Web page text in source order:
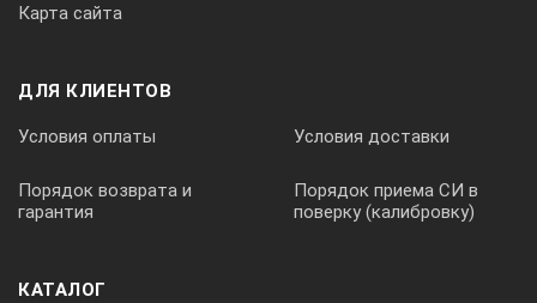
Подсветка пространства перед
корпусом видеоскопа
один светодиод, высокой интенсивности освещения
Карта сайта
ДЛЯ КЛИЕНТОВ
Условия оплаты Условия доставки
Порядок возврата и
гарантия
Порядок приема СИ в
поверку (калибровку)
КАТАЛОГ